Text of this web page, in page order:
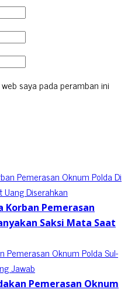
saya pada peramban ini
Korban Pemerasan
Saksi Mata Saat
Pemerasan Oknum